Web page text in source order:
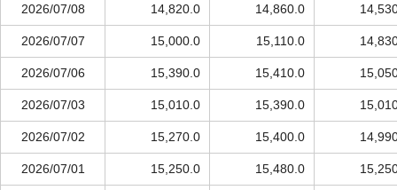
2026/07/08 14,820.0 14,860.0
2026/07/07 15,000.0 15,110.0
2026/07/06 15,390.0 15,410.0
2026/07/03 15,010.0 15,390.0
2026/07/02 15,270.0 15,400.0
2026/07/01 15,250.0 15,480.0